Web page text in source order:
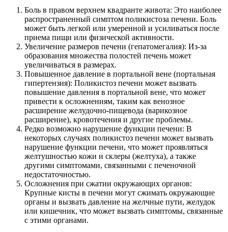
Боль в правом верхнем квадранте живота: Это наиболее
распространенный симптом поликистоза печени. Боль
может быть легкой или умеренной и усиливаться после
приема пищи или физической активности.
Увеличение размеров печени (гепатомегалия): Из-за
образования множества полостей печень может
увеличиваться в размерах.
Повышенное давление в портальной вене (портальная
гипертензия): Поликистоз печени может вызвать
повышение давления в портальной вене, что может
привести к осложнениям, таким как венозное
расширение желудочно-пищевода (варикозное
расширение), кровотечения и другие проблемы.
Редко возможно нарушение функции печени: В
некоторых случаях поликистоз печени может вызвать
нарушение функции печени, что может проявляться
желтушностью кожи и склеры (желтуха), а также
другими симптомами, связанными с печеночной
недостаточностью.
Осложнения при сжатии окружающих органов:
Крупные кисты в печени могут сжимать окружающие
органы и вызвать давление на желчные пути, желудок
или кишечник, что может вызвать симптомы, связанные
с этими органами.